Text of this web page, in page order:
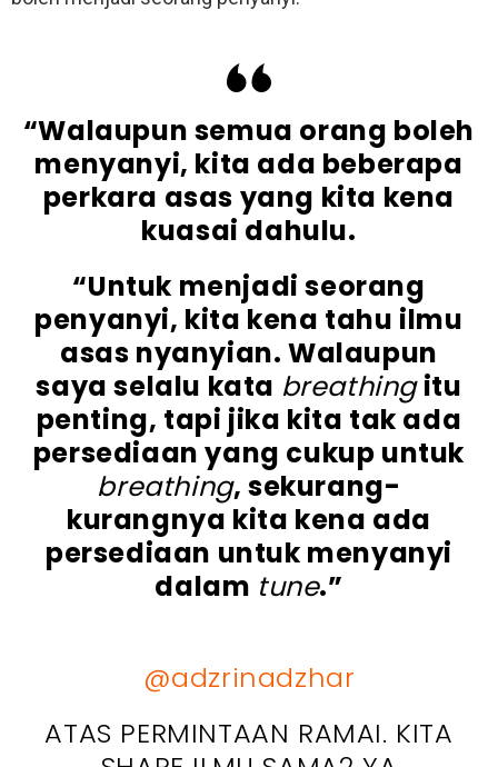
“Walaupun semua orang boleh
menyanyi, kita ada beberapa
perkara asas yang kita kena
kuasai dahulu.
“Untuk menjadi seorang
penyanyi, kita kena tahu ilmu
asas nyanyian. Walaupun
saya selalu kata breathingitu
penting, tapi jika kita tak ada
persediaan yang cukup untuk
breathing, sekurang-
kurangnya kita kena ada
persediaan untuk menyanyi
dalam tune.”
@adzrinadzhar
ATAS PERMINTAAN RAMAI. KITA